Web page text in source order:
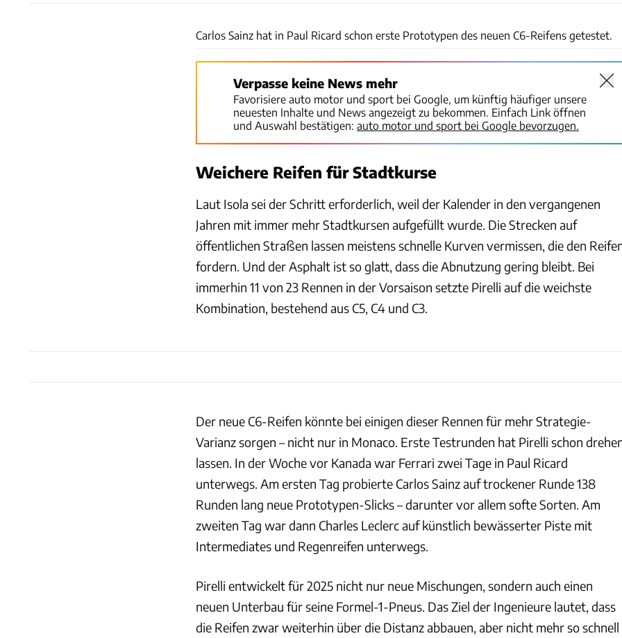
Carlos Sainz hat in Paul Ricard schon erste Prototypen des neuen C6-Reifens getestet.
Verpasse keine News mehr
Favorisiere auto motor und sport bei Google, um künftig häufiger unsere
neuesten Inhalte und News angezeigt zu bekommen. Einfach Link öffnen
und Auswahl bestätigen: auto motor und sport bei Google bevorzugen.
Weichere Reifen für Stadtkurse
Laut Isola sei der Schritt erforderlich, weil der Kalender in den vergangenen
Jahren mit immer mehr Stadtkursen aufgefüllt wurde. Die Strecken auf
öffentlichen Straßen lassen meistens schnelle Kurven vermissen, die den
fordern. Und der Asphalt ist so glatt, dass die Abnutzung gering bleibt. Bei
immerhin 11 von 23 Rennen in der Vorsaison setzte Pirelli auf die weichste
Kombination, bestehend aus C5, C4 und C3.
Der neue C6-Reifen könnte bei einigen dieser Rennen für mehr Strategie-
Varianz sorgen – nicht nur in Monaco. Erste Testrunden hat Pirelli schon
lassen. In der Woche vor Kanada war Ferrari zwei Tage in Paul Ricard
unterwegs. Am ersten Tag probierte Carlos Sainz auf trockener Runde 138
Runden lang neue Prototypen-Slicks – darunter vor allem softe Sorten. Am
zweiten Tag war dann Charles Leclerc auf künstlich bewässerter Piste mit
Intermediates und Regenreifen unterwegs.
Pirelli entwickelt für 2025 nicht nur neue Mischungen, sondern auch einen
neuen Unterbau für seine Formel-1-Pneus. Das Ziel der Ingenieure lautet, dass
die Reifen zwar weiterhin über die Distanz abbauen, aber nicht mehr so schnell